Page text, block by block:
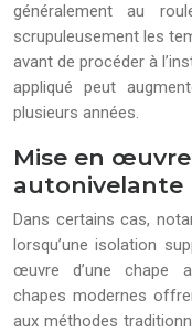
généralement au
scrupuleusement les
avant de procéder à
appliqué peut
plusieurs années.
Mise en
autonivelante
Dans certains cas,
lorsqu’une isolation
œuvre d’une chape
chapes modernes
aux méthodes